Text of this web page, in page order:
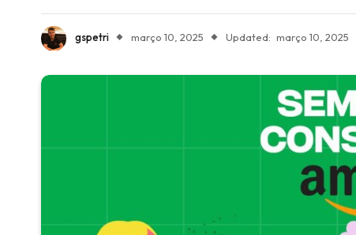
gspetri março 10, 2025 Updated: março 10, 2025